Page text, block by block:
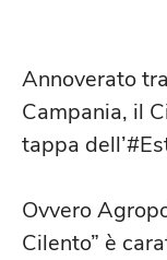
Annoverato
Campania, il
tappa
Ovvero
Cilento” è